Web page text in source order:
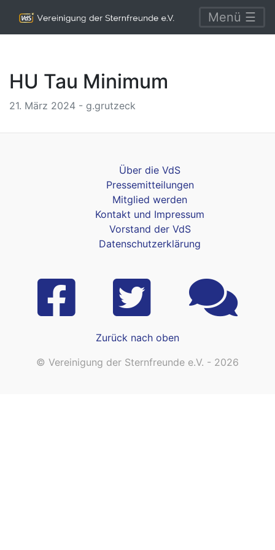
Menü ☰
HU Tau Minimum
21. März 2024 - g.grutzeck
Über die VdS
Pressemitteilungen
Mitglied werden
Kontakt und Impressum
Vorstand der VdS
Datenschutzerklärung
Zurück nach oben
© Vereinigung der Sternfreunde e.V. - 2026